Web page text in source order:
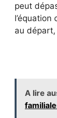
peut
au
A lire